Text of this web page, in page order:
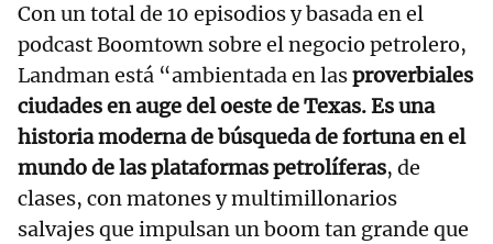
Con un total de 10 episodios y basada en el
podcast Boomtown sobre el negocio petrolero,
Landman está “ambientada en lasproverbiales
ciudades en auge del oeste de Texas. Es una
historia moderna de búsqueda de fortuna en el
mundo de las plataformas petrolíferas, de
clases, con matones y multimillonarios
salvajes que impulsan un boom tan grande que